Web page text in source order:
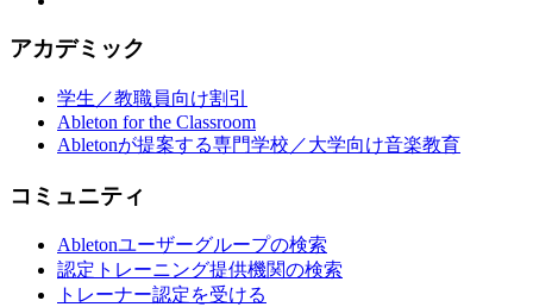
アカデミック
学生／教職員向け割引
Ableton for the Classroom
Abletonが提案する専門学校／大学向け音楽教育
コミュニティ
Abletonユーザーグループの検索
認定トレーニング提供機関の検索
トレーナー認定を受ける